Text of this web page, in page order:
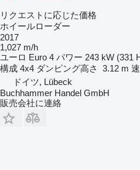
リクエストに応じた価格
ホイールローダー
2017
1,027 m/h
ユーロ Euro 4 パワー 243 kW (331
構成 4x4 ダンピング高さ 3.12 m
ドイツ, Lübeck
Buchhammer Handel GmbH
販売会社に連絡